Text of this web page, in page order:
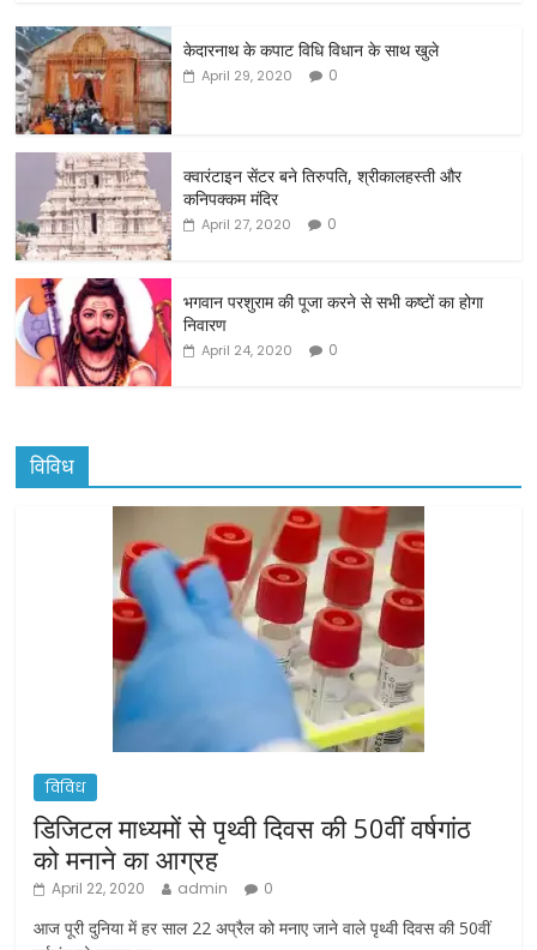
c
e
b
o
o
k
itt
er
ai ar
e
केदारनाथ के कपाट विधि विधान के साथ खुले
April 29, 2020 0
क्वारंटाइन सेंटर बने तिरुपति, श्रीकालहस्ती और
कनिपक्कम मंदिर
April 27, 2020 0
भगवान परशुराम की पूजा करने से सभी कष्टों का होगा
निवारण
April 24, 2020 0
विविध
विविध
डिजिटल माध्यमों से पृथ्वी दिवस की 50वीं वर्षगांठ
को मनाने का आग्रह
April 22, 2020 admin 0
आज पूरी दुनिया में हर साल 22 अप्रैल को मनाए जाने वाले पृथ्वी दिवस की 50वीं